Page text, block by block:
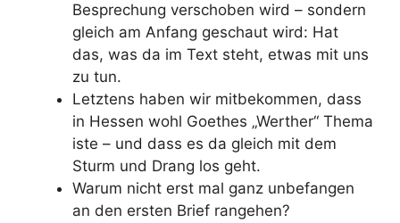
Besprechung verschoben wird – sondern
gleich am Anfang geschaut wird: Hat
das, was da im Text steht, etwas mit uns
zu tun.
Letztens haben wir mitbekommen, dass
in Hessen wohl Goethes „Werther“ Thema
iste – und dass es da gleich mit dem
Sturm und Drang los geht.
Warum nicht erst mal ganz unbefangen
an den ersten Brief rangehen?